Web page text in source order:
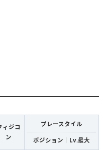
ィジコ
ン
プレースタイル
ポジション｜Lv.最大